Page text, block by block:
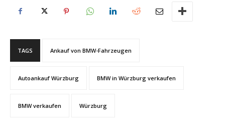
TAGS Ankauf von BMW-Fahrzeugen
Autoankauf Würzburg BMW in Würzburg verkaufen
BMW verkaufen Würzburg